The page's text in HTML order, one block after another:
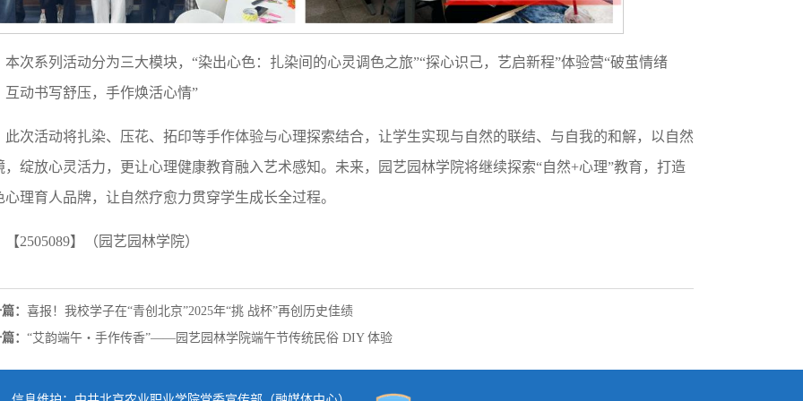
本次系列活动分为三大模块，“染出心色：扎染间的心灵调色之旅”“探心识己，艺启新程”体验营“破茧情绪
互动书写舒压，手作焕活心情”
此次活动将扎染、压花、拓印等手作体验与心理探索结合，让学生实现与自然的联结、与自我的和解，以自然
，绽放心灵活力，更让心理健康教育融入艺术感知。未来，园艺园林学院将继续探索“自然+心理”教育，打造
心理育人品牌，让自然疗愈力贯穿学生成长全过程。
【2505089】（园艺园林学院）
： 喜报！我校学子在“青创北京”2025年“挑 战杯”再创历史佳绩
： “艾韵端午・手作传香”——园艺园林学院端午节传统民俗 DIY 体验